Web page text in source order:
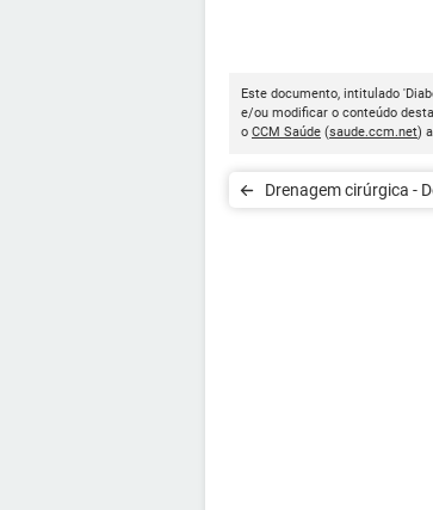
Este documento, intitulado
e/ou modificar o conteúdo
o CCM Saúde (saude.ccm.net)